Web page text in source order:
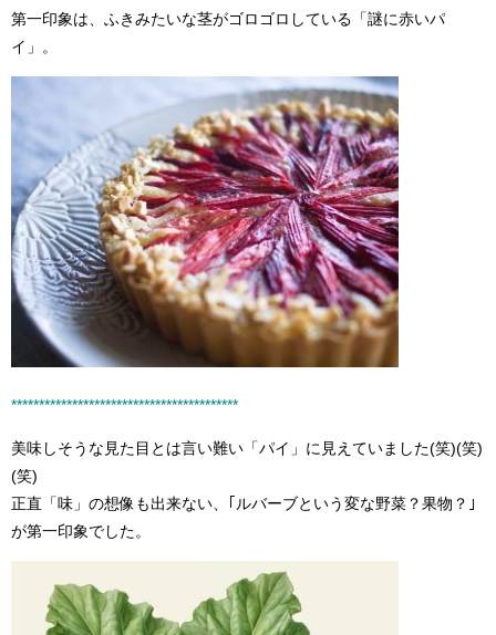
第一印象は、ふきみたいな茎がゴロゴロしている「謎に赤いパ
イ」。
*****************************************
美味しそうな見た目とは言い難い「パイ」に見えていました(笑)(笑)
(笑)
正直「味」の想像も出来ない、｢ルバーブという変な野菜？果物？｣
が第一印象でした。